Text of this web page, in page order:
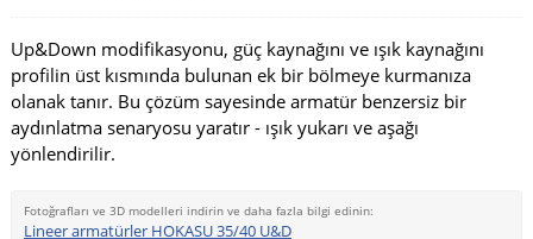
Up&Down modifikasyonu, güç kaynağını ve ışık kaynağını
profilin üst kısmında bulunan ek bir bölmeye kurmanıza
olanak tanır. Bu çözüm sayesinde armatür benzersiz bir
aydınlatma senaryosu yaratır - ışık yukarı ve aşağı
yönlendirilir.
Fotoğrafları ve 3D modelleri indirin ve daha fazla bilgi edinin:
Lineer armatürler HOKASU 35/40 U&D